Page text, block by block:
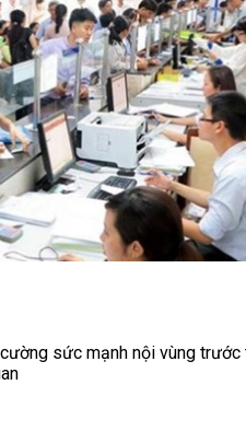
sức mạnh nội vùng trước